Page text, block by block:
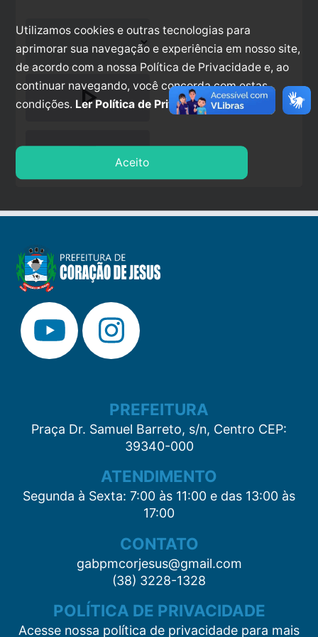
play_arrow
stop
PREFEITURA
Praça Dr. Samuel Barreto, s/n, Centro CEP:
39340-000
ATENDIMENTO
Segunda à Sexta: 7:00 às 11:00 e das 13:00 às
17:00
CONTATO
gabpmcorjesus@gmail.com
(38) 3228-1328
POLÍTICA DE PRIVACIDADE
Acesse nossa política de privacidade para mais
Utilizamos cookies e outras tecnologias para
aprimorar sua navegação e experiência em nosso site,
de acordo com a nossa Política de Privacidade e, ao
continuar navegando, você concorda com estas
condições. Ler Política de Privacidade.
Aceito